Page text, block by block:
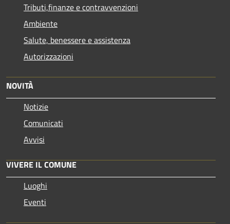
Tributi,finanze e contravvenzioni
Ambiente
Salute, benessere e assistenza
Autorizzazioni
NOVITÀ
Notizie
Comunicati
Avvisi
VIVERE IL COMUNE
Luoghi
Eventi